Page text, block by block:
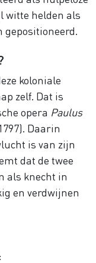
witte helden als
koloniale
zelf. Dat is
opera Paulus
Daarin
is van zijn
dat de twee
als knecht in
en verdwijnen